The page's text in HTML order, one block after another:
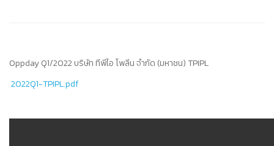
Oppday Q1/2022 บริษัท ทีพีไอ โพลีน จำกัด (มหาชน) TPIPL
2022Q1-TPIPL.pdf